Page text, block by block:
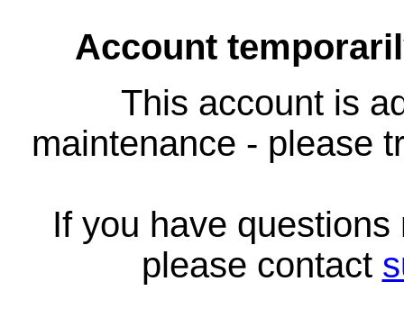
Account
This account is
maintenance - please
If you have
please contact